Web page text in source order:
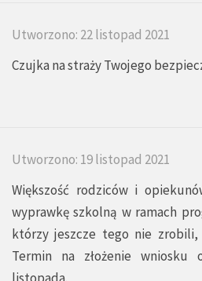
Utworzono: 22 listopad 2021
Czujka na straży Twojego
Utworzono: 19 listopad 2021
Większość rodziców i
wyprawkę szkolną w ramach
którzy jeszcze tego nie zrobili,
Termin na złożenie